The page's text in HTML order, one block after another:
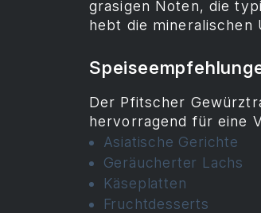
grasigen Noten, die
hebt die mineralischen
Der Pfitscher
hervorragend für eine
Asiatische Gerichte
Geräucherter Lachs
Käseplatten
Fruchtdesserts